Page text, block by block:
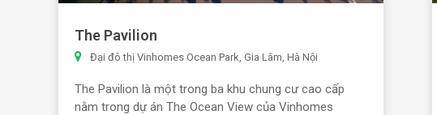
The Pavilion
Đại đô thị Vinhomes Ocean Park, Gia Lâm, Hà Nội
The Pavilion là một trong ba khu chung cư cao cấp
nằm trong dự án The Ocean View của Vinhomes